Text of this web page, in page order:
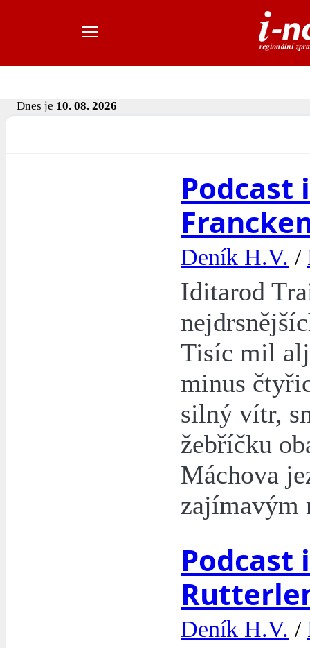
Dnes je 10. 08. 2026
Podcast
Deník H.V. /
Iditarod
Tisíc mil
minus
silný vítr,
žebříčku
Máchova
zajímavým
Podcast
Deník H.V. /